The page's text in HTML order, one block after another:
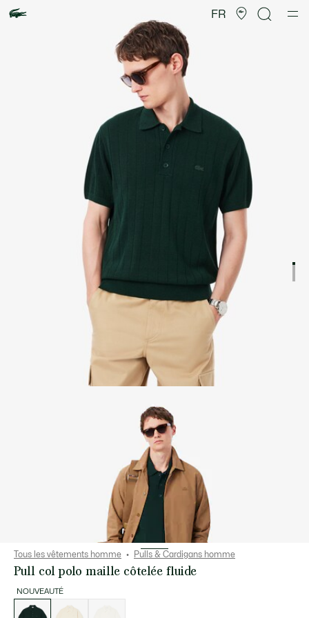
FR
d’images
produit
Tous les vêtements homme Pulls & Cardigans homme
Pull col polo maille côtelée fluide
NOUVEAUTÉ
des
déclinaisons